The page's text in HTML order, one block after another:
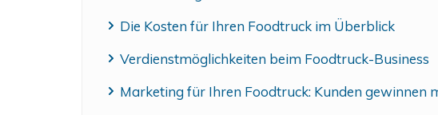
Die Kosten für Ihren Foodtruck im Überblick
Verdienstmöglichkeiten beim Foodtruck-Business
Marketing für Ihren Foodtruck: Kunden gewinnen